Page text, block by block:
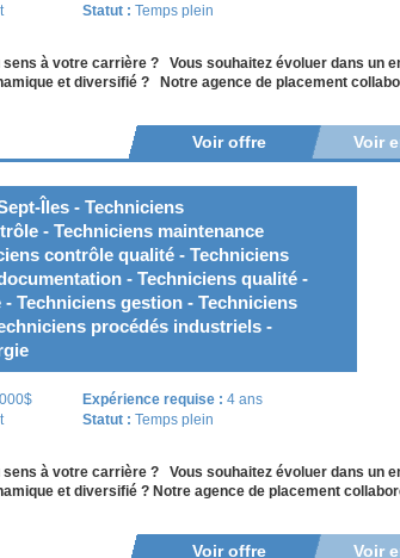
Statut : Temps plein
sens à votre carrière ? Vous souhaitez évoluer dans un
et diversifié ? Notre agence de placement
Voir offre Voir
Îles - Techniciens
- Techniciens maintenance
contrôle qualité - Techniciens
- Techniciens qualité -
Techniciens gestion - Techniciens
procédés industriels -
Expérience requise : 4 ans
Statut : Temps plein
sens à votre carrière ? Vous souhaitez évoluer dans un
et diversifié ? Notre agence de placement
Voir offre Voir